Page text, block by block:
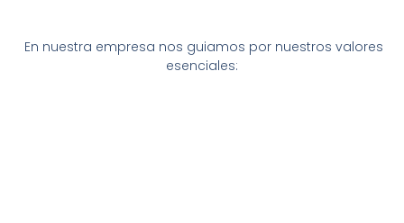
En nuestra empresa nos guiamos por nuestros valores
esenciales: